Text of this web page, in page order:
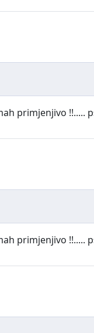
primjenjivo !!.....
primjenjivo !!.....